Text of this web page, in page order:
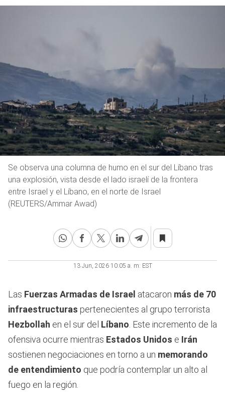
Se observa una columna de humo en el sur del Líbano tras
una explosión, vista desde el lado israelí de la frontera
entre Israel y el Líbano, en el norte de Israel
(REUTERS/Ammar Awad)
13 Jun, 2026 10:05 a. m. EST
Las Fuerzas Armadas de Israel atacaron más de 70
infraestructuras pertenecientes al grupo terrorista
Hezbollah en el sur del Líbano . Este incremento de la
ofensiva ocurre mientras Estados Unidos e Irán
sostienen negociaciones en torno a un memorando
de entendimiento que podría contemplar un alto al
fuego en la región.